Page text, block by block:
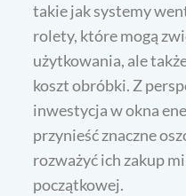
takie jak systemy
rolety, które mogą
użytkowania, ale
koszt obróbki. Z
inwestycja w okna
przynieść znaczne
rozważyć ich zakup
początkowej.